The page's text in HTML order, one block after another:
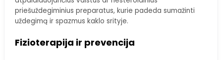
priešuždegiminius preparatus, kurie padeda sumažinti
uždegimą ir spazmus kaklo srityje.
Fizioterapija ir prevencija